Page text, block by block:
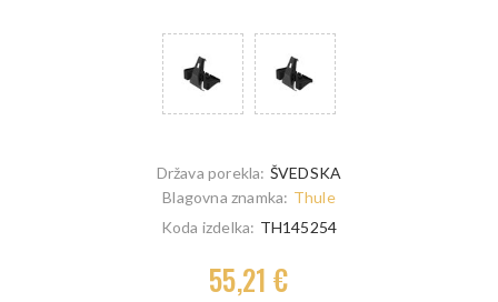
Država porekla: ŠVEDSKA
Blagovna znamka: Thule
Koda izdelka: TH145254
55,21 €